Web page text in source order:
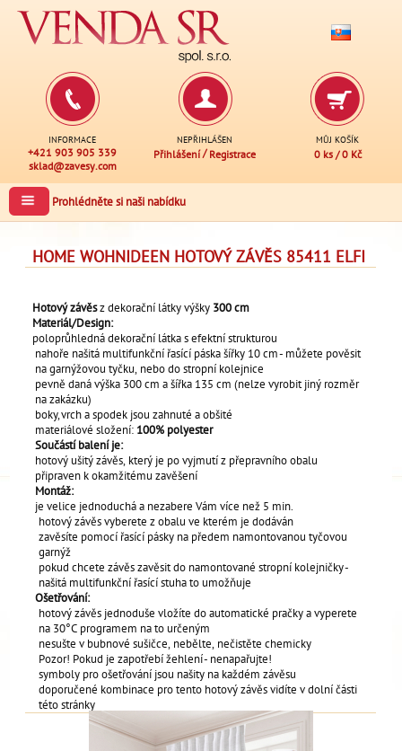
INFORMACE
+421 903 905 339
sklad@zavesy.com
NEPŘIHLÁŠEN
Přihlášení/ Registrace
MŮJ KOŠÍK
0 ks/0 Kč
Prohlédněte si naši nabídku
HOME WOHNIDEEN HOTOVÝ ZÁVĚS 85411 ELFI
Hotový závěsz dekorační látky výšky 300 cm
Materiál/Design:
poloprůhledná dekorační látka s efektní strukturou
nahoře našitá multifunkční řasící páska šířky 10 cm - můžete pověsit
na garnýžovou tyčku, nebo do stropní kolejnice
pevně daná výška 300 cm a šířka 135 cm (nelze vyrobit jiný rozměr
na zakázku)
boky, vrch a spodek jsou zahnuté a obšité
materiálové složení: 100% polyester
Součástí balení je:
hotový ušitý závěs, který je po vyjmutí z přepravního obalu
připraven k okamžitému zavěšení
Montáž:
je velice jednoduchá a nezabere Vám více než 5 min.
hotový závěs vyberete z obalu ve kterém je dodáván
zavěsíte pomocí řasící pásky na předem namontovanou tyčovou
garnýž
pokud chcete závěs zavěsit do namontované stropní kolejničky -
našitá multifunkční řasící stuha to umožňuje
Ošetřování:
hotový závěs jednoduše vložíte do automatické pračky a vyperete
na 30°C programem na to určeným
nesušte v bubnové sušičce, nebělte, nečistěte chemicky
Pozor! Pokud je zapotřebí žehlení - nenapařujte!
symboly pro ošetřování jsou našity na každém závěsu
doporučené kombinace pro tento hotový závěs vidíte v dolní části
této stránky